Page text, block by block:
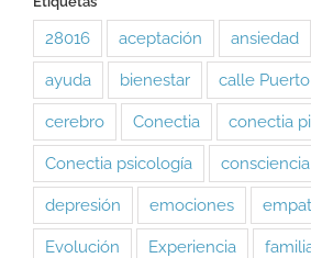
28016 aceptación ansiedad
ayuda bienestar calle
cerebro Conectia conectia
Conectia psicología consciencia
depresión emociones
Evolución Experiencia